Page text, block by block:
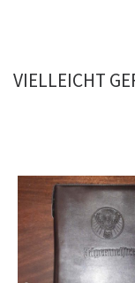
VIELLEICHT